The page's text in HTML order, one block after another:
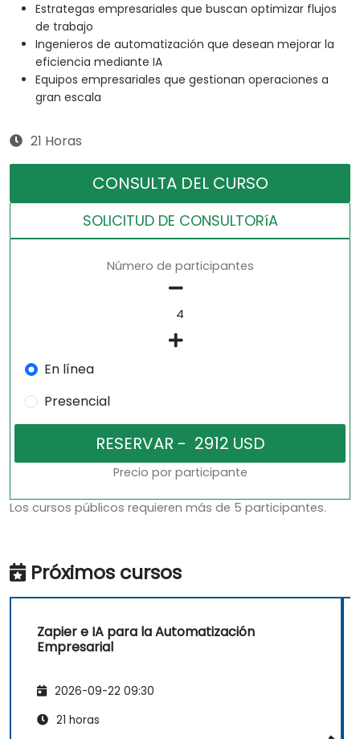
Estrategas empresariales que buscan optimizar flujos
de trabajo
Ingenieros de automatización que desean mejorar la
eficiencia mediante IA
Equipos empresariales que gestionan operaciones a
gran escala
21 Horas
CONSULTA DEL CURSO
SOLICITUD DE CONSULTORíA
Número de participantes
En línea
Presencial
Precio por participante
Los cursos públicos requieren más de 5 participantes.
Próximos cursos
Zapier e IA para la Automatización
Empresarial
2026-09-22 09:30
21 horas